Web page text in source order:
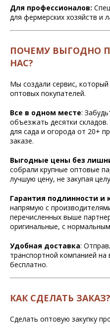
Для профессионалов:
для фермерских хозяйств и
ПОЧЕМУ ВЫГОДНО
НАС?
Мы создали сервис,
оптовых покупателей.
Все в одном месте:
объезжать десятки
для сада и огорода от 20+
заказе.
Выгодные цены без
собрали крупные оптовые
лучшую цену, не закупая
Гарантия подлинности и
напрямую с
перечисленных выше
оригинальные, с
Удобная доставка:
транспортной компанией
бесплатно.
КАК СДЕЛАТЬ ЗАКАЗ?
Сделать оптовую закупку